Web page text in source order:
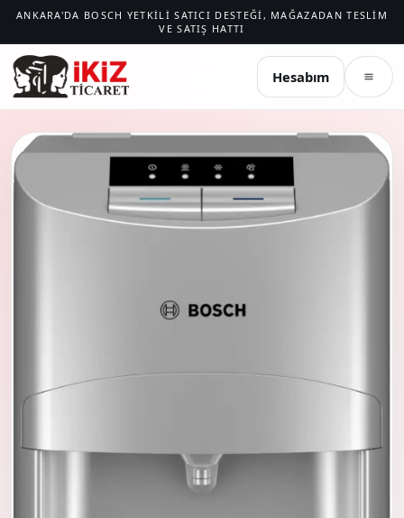
ANKARA'DA BOSCH YETKILI SATICI DESTEĞI, MAĞAZADAN TESLIM
VE SATIŞ HATTI
İKIZ TICARET
Hesabım